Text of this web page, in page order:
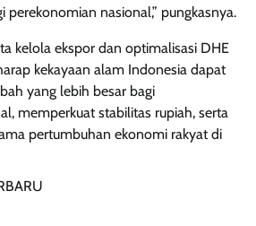
perekonomian nasional,” pungkasnya.
kelola ekspor dan optimalisasi DHE
kekayaan alam Indonesia dapat
yang lebih besar bagi
memperkuat stabilitas rupiah, serta
pertumbuhan ekonomi rakyat di